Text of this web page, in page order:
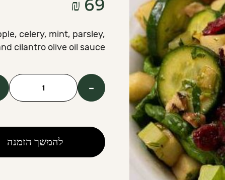
₪ 69
celery, mint, parsley,
cilantro olive oil sauce.
כמות
Salad
-
להמשך הזמנה